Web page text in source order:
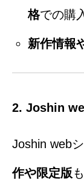
格での購
新作情報
2. Joshin
Joshin web
作や限定版